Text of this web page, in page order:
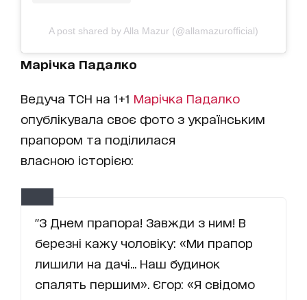
A post shared by Alla Mazur (@allamazurofficial)
Марічка Падалко
Ведуча ТСН на 1+1 Марічка Падалко
опублікувала своє фото з українським
прапором та поділилася
власною історією:
"З Днем прапора! Завжди з ним! В
березні кажу чоловіку: «Ми прапор
лишили на дачі... Наш будинок
спалять першим». Єгор: «Я свідомо